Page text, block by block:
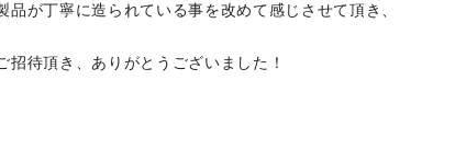
が丁寧に造られている事を改めて感じさせて頂き、
招待頂き、ありがとうございました！